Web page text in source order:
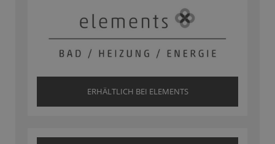
ERHÄLTLICH BEI ELEMENTS